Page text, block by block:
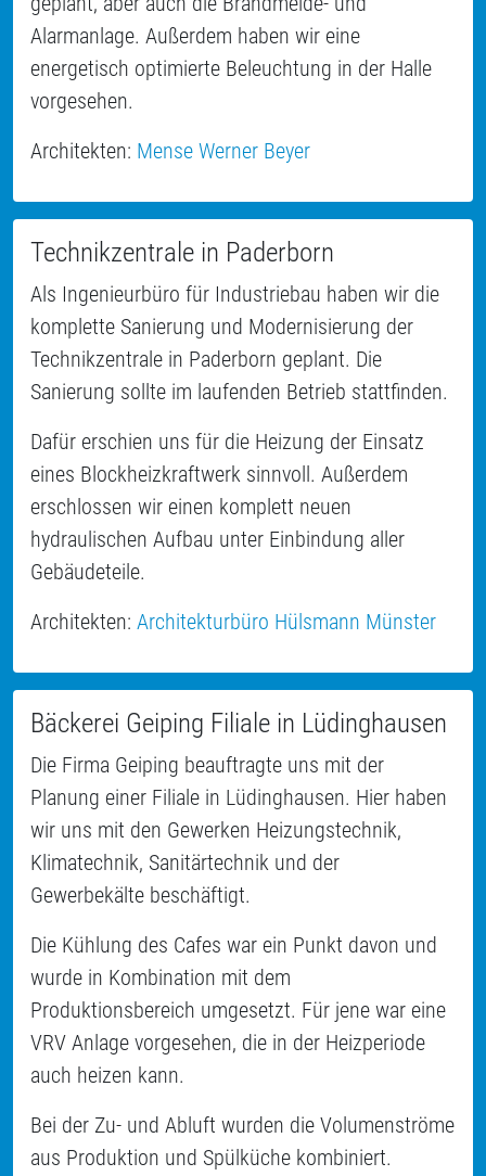
Alarmanlage. Außerdem haben wir eine
energetisch optimierte Beleuchtung in der Halle
vorgesehen.
Architekten: Mense Werner Beyer
Technikzentrale in Paderborn
Als Ingenieurbüro für Industriebau haben wir die
komplette Sanierung und Modernisierung der
Technikzentrale in Paderborn geplant. Die
Sanierung sollte im laufenden Betrieb stattfinden.
Dafür erschien uns für die Heizung der Einsatz
eines Blockheizkraftwerk sinnvoll. Außerdem
erschlossen wir einen komplett neuen
hydraulischen Aufbau unter Einbindung aller
Gebäudeteile.
Architekten: Architekturbüro Hülsmann Münster
Bäckerei Geiping Filiale in Lüdinghausen
Die Firma Geiping beauftragte uns mit der
Planung einer Filiale in Lüdinghausen. Hier haben
wir uns mit den Gewerken Heizungstechnik,
Klimatechnik, Sanitärtechnik und der
Gewerbekälte beschäftigt.
Die Kühlung des Cafes war ein Punkt davon und
wurde in Kombination mit dem
Produktionsbereich umgesetzt. Für jene war eine
VRV Anlage vorgesehen, die in der Heizperiode
auch heizen kann.
Bei der Zu- und Abluft wurden die Volumenströme
aus Produktion und Spülküche kombiniert.